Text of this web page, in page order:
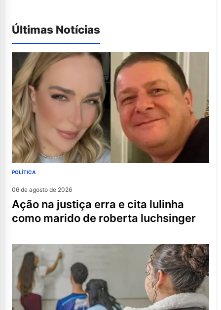
Últimas Notícias
POLÍTICA
06 de agosto de 2026
ação na justiça erra e cita lulinha
como marido de roberta luchsinger